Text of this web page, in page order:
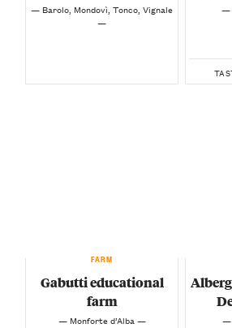
— Barolo, Mondovì, Tonco, Vignale
—
—
FARM
Gabutti educational
farm
— Monforte d’Alba — —